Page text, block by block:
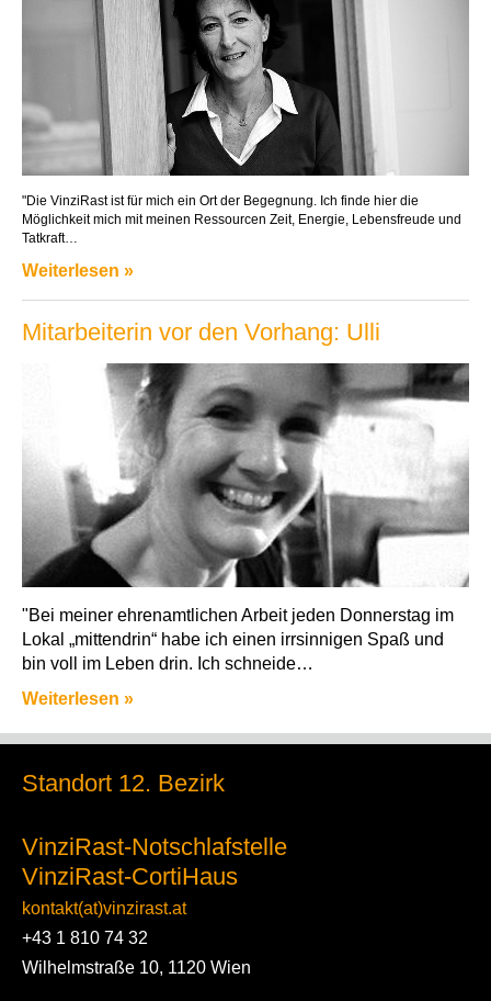
"Die VinziRast ist für mich ein Ort der Begegnung. Ich finde hier die
Möglichkeit mich mit meinen Ressourcen Zeit, Energie, Lebensfreude und
Tatkraft…
Weiterlesen »
Mitarbeiterin vor den Vorhang: Ulli
"Bei meiner ehrenamtlichen Arbeit jeden Donnerstag im
Lokal „mittendrin“ habe ich einen irrsinnigen Spaß und
bin voll im Leben drin. Ich schneide…
Weiterlesen »
Standort 12. Bezirk
VinziRast-Notschlafstelle
VinziRast-CortiHaus
kontakt(at)vinzirast.at
+43 1 810 74 32
Wilhelmstraße 10, 1120 Wien